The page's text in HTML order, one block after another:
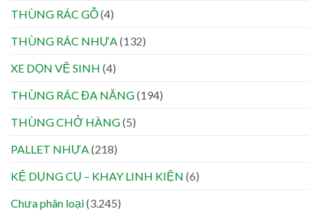
THÙNG RÁC GỖ(4)
THÙNG RÁC NHỰA (132)
XE DỌN VỆ SINH (4)
THÙNG RÁC ĐA NĂNG(194)
THÙNG CHỞ HÀNG(5)
PALLET NHỰA (218)
KỆ DỤNG CỤ – KHAY LINH KIỆN (6)
Chưa phân loại(3.245)